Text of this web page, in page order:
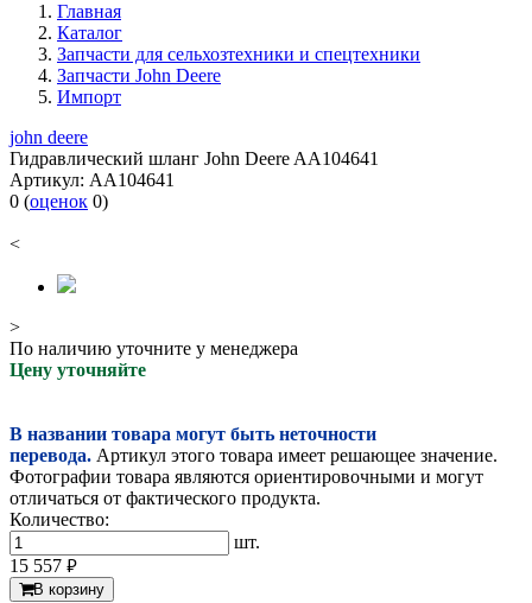
Главная
Каталог
Запчасти для сельхозтехники и спецтехники
Запчасти John Deere
Импорт
john deere
Гидравлический шланг John Deere AA104641
Артикул: AA104641
0 (оценок 0)
<
>
По наличию уточните у менеджера
Цену уточняйте
В названии товара могут быть неточности
перевода. Артикул этого товара имеет решающее значение.
Фотографии товара являются ориентировочными и могут
отличаться от фактического продукта.
Количество:
шт.
15 557 руб.
В корзину